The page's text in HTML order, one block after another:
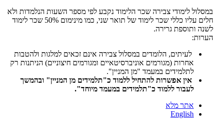
במסלול לימודי צבירה שכר הלימוד נקבע לפי מספר השעות הנלמדות ולא
חלים עליו כללי שכר לימוד של תואר שני, כמו מינימום 50% שכר לימוד
לשנה ותוספת גרירה.
הערות:
לעיתים, הלומדים במסלול צבירה אינם זכאים למלגות ולהטבות
אחרות (מגורמים אוניברסיטאיים ומגורמים חיצוניים) הניתנות רק
לתלמידים במעמד "מן המניין".
אין אפשרות להתחיל ללמוד כ"תלמידים מן המניין" ובהמשך
לעבור ללמוד כ"תלמידים במעמד מיוחד".
אתר מלא
English